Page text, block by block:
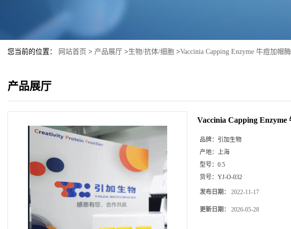
您当前的位置： 网站首页 > 产品展厅 >生物/抗体/细胞 >Vaccinia Capping Enzyme 牛痘加帽酶
产品展厅
Vaccinia Capping Enzyme
品牌： 引加生物
产地： 上海
型号： 0.5
货号： YJ-O-032
发布日期： 2022-11-17
更新日期： 2026-05-28